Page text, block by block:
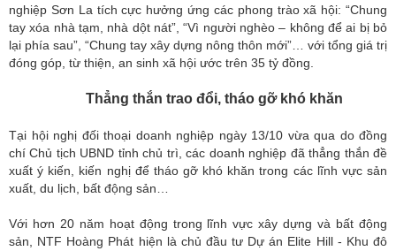
nghiệp Sơn La tích cực hưởng ứng các phong trào xã hội: “Chung
tay xóa nhà tạm, nhà dột nát”, “Vì người nghèo – không để ai bị bỏ
lại phía sau”, “Chung tay xây dựng nông thôn mới”… với tổng giá trị
đóng góp, từ thiện, an sinh xã hội ước trên 35 tỷ đồng.
Thẳng thắn trao đổi, tháo gỡ khó khăn
Tại hội nghị đối thoại doanh nghiệp ngày 13/10 vừa qua do đồng
chí Chủ tịch UBND tỉnh chủ trì, các doanh nghiệp đã thẳng thắn đề
xuất ý kiến, kiến nghị để tháo gỡ khó khăn trong các lĩnh vực sản
xuất, du lịch, bất động sản…
Với hơn 20 năm hoạt động trong lĩnh vực xây dựng và bất động
sản, NTF Hoàng Phát hiện là chủ đầu tư Dự án Elite Hill - Khu đô